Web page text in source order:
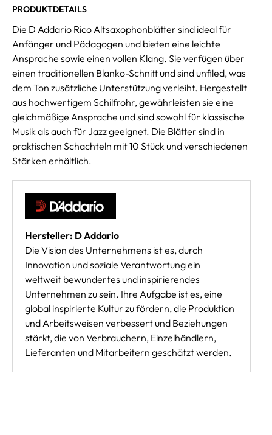
PRODUKTDETAILS
Die D Addario Rico Altsaxophonblätter sind ideal für
Anfänger und Pädagogen und bieten eine leichte
Ansprache sowie einen vollen Klang. Sie verfügen über
einen traditionellen Blanko-Schnitt und sind unfiled, was
dem Ton zusätzliche Unterstützung verleiht. Hergestellt
aus hochwertigem Schilfrohr, gewährleisten sie eine
gleichmäßige Ansprache und sind sowohl für klassische
Musik als auch für Jazz geeignet. Die Blätter sind in
praktischen Schachteln mit 10 Stück und verschiedenen
Stärken erhältlich.
Hersteller: D Addario
Die Vision des Unternehmens ist es, durch
Innovation und soziale Verantwortung ein
weltweit bewundertes und inspirierendes
Unternehmen zu sein. Ihre Aufgabe ist es, eine
global inspirierte Kultur zu fördern, die Produktion
und Arbeitsweisen verbessert und Beziehungen
stärkt, die von Verbrauchern, Einzelhändlern,
Lieferanten und Mitarbeitern geschätzt werden.